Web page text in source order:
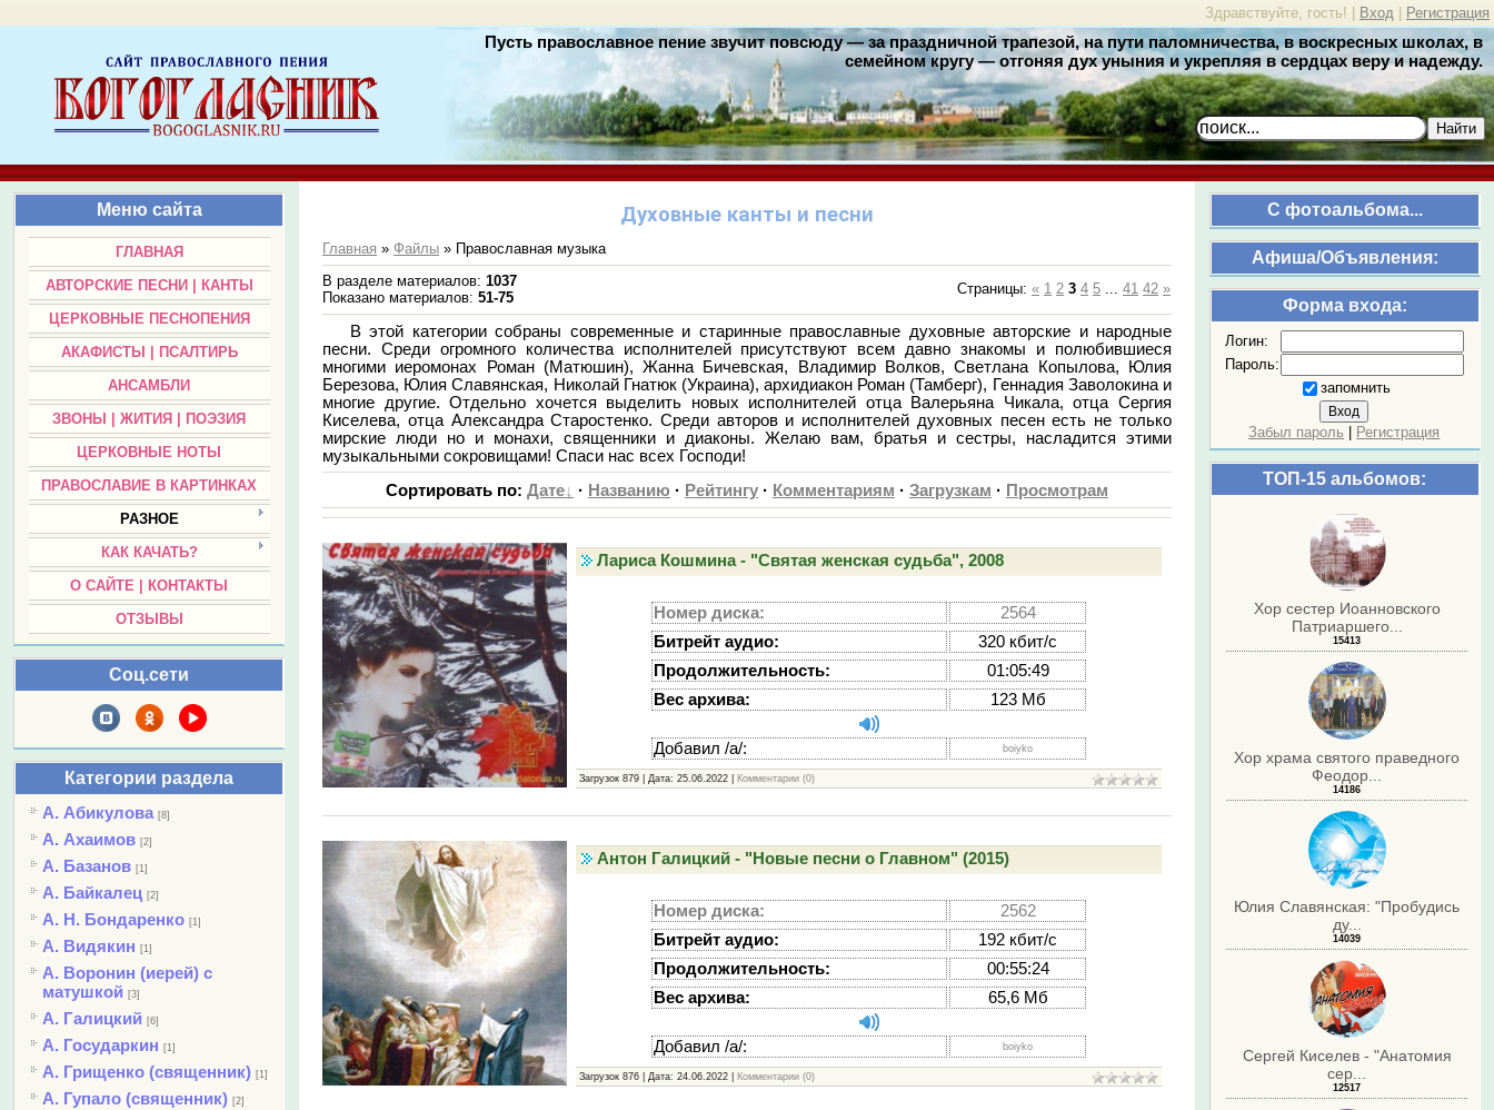
Здравствуйте, гость! | Вход Регистрация
Пусть православное пение звучит повсюду — за праздничной трапезой, на пути паломничества, в воскресных школах, в
семейном кругу — отгоняя дух уныния и укрепляя в сердцах веру и надежду.
Найти
Меню сайта
ГЛАВНАЯ
АВТОРСКИЕ ПЕСНИ | КАНТЫ
ЦЕРКОВНЫЕ ПЕСНОПЕНИЯ
АКАФИСТЫ | ПСАЛТИРЬ
АНСАМБЛИ
ЗВОНЫ | ЖИТИЯ | ПОЭЗИЯ
ЦЕРКОВНЫЕ НОТЫ
ПРАВОСЛАВИЕ В КАРТИНКАХ
РАЗНОЕ
КАК КАЧАТЬ?
О САЙТЕ | КОНТАКТЫ
ОТЗЫВЫ
Соц.сети
Категории раздела
А. Абикулова [8]
А. Ахаимов [2]
А. Базанов [1]
А. Байкалец [2]
А. Н. Бондаренко [1]
А. Видякин [1]
А. Воронин (иерей) с
матушкой [3]
А. Галицкий [6]
А. Государкин [1]
А. Грищенко (священник) [1]
А. Гупало (священник) [2]
C фотоальбома...
Афиша/Объявления:
Форма входа:
Логин:
Пароль:
запомнить
Забыл пароль Регистрация
ТОП-15 альбомов:
Хор сестер Иоанновского
Патриаршего...
15413
Хор храма святого праведного
Феодор...
14186
Юлия Славянская: "Пробудись
ду...
14039
Сергей Киселев - "Анатомия
сер...
12517
Духовные канты и песни
Главная »Файлы » Православная музыка
В разделе материалов:1037
Показано материалов:51-75
Страницы:« 1 2 3 4 5 ... 41 42 »
В этой категории собраны современные и старинные православные духовные авторские и народные
песни. Среди огромного количества исполнителей присутствуют всем давно знакомы и полюбившиеся
многими иеромонах Роман (Матюшин), Жанна Бичевская, Владимир Волков, Светлана Копылова, Юлия
Березова, Юлия Славянская, Николай Гнатюк (Украина), архидиакон Роман (Тамберг), Геннадия Заволокина и
многие другие. Отдельно хочется выделить новых исполнителей отца Валерьяна Чикала, отца Сергия
Киселева, отца Александра Старостенко. Среди авторов и исполнителей духовных песен есть не только
мирские люди но и монахи, священники и диаконы. Желаю вам, братья и сестры, насладится этими
музыкальными сокровищами! Спаси нас всех Господи!
Сортировать по: Дате · Названию · Рейтингу· Комментариям · Загрузкам · Просмотрам
Лариса Кошмина - "Святая женская судьба", 2008
Номер диска:
2564
Битрейт аудио:
320 кбит/с
Продолжительность:
01:05:49
Вес архива:
123 Мб
Добавил /а/: boiyko
Загрузок 879 | Дата:25.06.2022 Комментарии (0)
Антон Галицкий - "Новые песни о Главном" (2015)
Номер диска:
2562
Битрейт аудио:
192 кбит/с
Продолжительность:
00:55:24
Вес архива:
65,6 Мб
Добавил /а/: boiyko
Загрузок 876 | Дата:24.06.2022 Комментарии (0)